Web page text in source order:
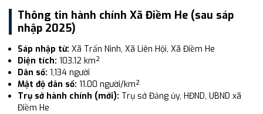
Thông tin hành chính Xã Điềm He (sau sáp
nhập 2025)
Sáp nhập từ: Xã Trấn Ninh, Xã Liên Hội, Xã Điềm He
Diện tích: 103.12 km²
Dân số: 1,134 người
Mật độ dân số: 11.00 người/km²
Trụ sở hành chính (mới): Trụ sở Đảng ủy, HĐND, UBND xã
Điềm He